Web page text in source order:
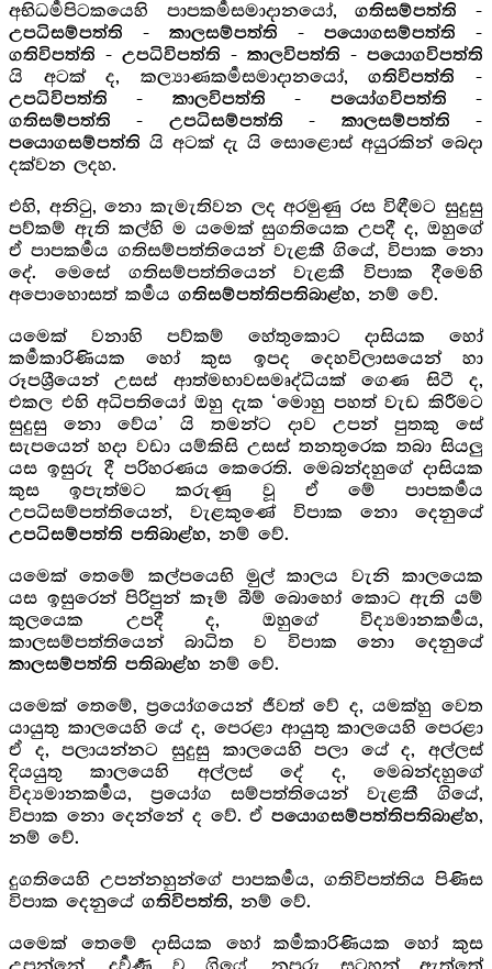
අභිධර්‍මපිටකයෙහි පාපකර්‍මසමාදානයෝ,ගතිසම්පත්ති -
උපධිසම්පත්ති - කාලසම්පත්ති - පයොගසම්පත්ති -
ගතිවිපත්ති - උපධිවිපත්ති - කාලවිපත්ති - පයොගවිපත්ති
යි අටක් ද, කල්‍යාණකර්‍මසමාදානයෝ,ගතිවිපත්ති -
උපධිවිපත්ති - කාලවිපත්ති - පයෝගවිපත්ති -
ගතිසම්පත්ති - උපධිසම්පත්ති - කාලසම්පත්ති -
පයොගසම්පත්ති යි අටක් දැ යි සොළොස් අයුරකින් බෙදා
දක්වන ලදහ.
එහි, අනිටු, නො කැමැතිවන ලද අරමුණු රස විඳීමට සුදුසු
පව්කම් ඇති කල්හි ම යමෙක් සුගතියෙක උපදී ද, ඔහුගේ
ඒ පාපකර්‍මය ගතිසම්පත්තියෙන් වැළකී ගියේ, විපාක නො
දේ. මෙසේ ගතිසම්පත්තියෙන් වැළකී විපාක දීමෙහි
අපොහොසත් කර්‍මය ගතිසම්පත්තිපතිබාළ්හ, නම් වේ.
යමෙක් වනාහි පව්කම් හේතුකොට දාසියක හෝ
කර්‍මකාරිණියක හෝ කුස ඉපද දෙහවිලාසයෙන් හා
රූපශ්‍රීයෙන් උසස් ආත්මභාවසමෘද්ධියක් ගෙණ සිටී ද,
එකල එහි අධිපතියෝ ඔහු දැක ‘මොහු පහත් වැඩ කිරීමට
සුදුසු නො වේය’ යි තමන්ට දාව උපන් පුතකු සේ
සැපයෙන් හදා වඩා යම්කිසි උසස් තනතුරෙක තබා සියලු
යස ඉසුරු දී පරිහරණය කෙරෙති. මෙබන්දහුගේ දාසියක
කුස ඉපැත්මට කරුණු වූ ඒ මේ පාපකර්‍මය
උපධිසම්පත්තියෙන්, වැළකුණේ විපාක නො දෙනුයේ
උපධිසම්පත්ති පතිබාළ්හ, නම් වේ.
යමෙක් තෙමේ කල්පයෙභි මුල් කාලය වැනි කාලයෙක
යස ඉසුරෙන් පිරිපුන් කෑම් බීම් බොහෝ කොට ඇති යම්
කුලයෙක උපදී ද, ඔහුගේ විද්‍යමානකර්‍මය,
කාලසම්පත්තියෙන් බාධිත ව විපාක නො දෙනුයේ
කාලසම්පත්ති පතිබාළ්හ නම් වේ.
යමෙක් තෙමේ, ප්‍රයෝගයෙන් ජීවත් වේ ද, යමක්හු වෙත
යායුතු කාලයෙහි යේ ද, පෙරළා ආයුතු කාලයෙහි පෙරළා
ඒ ද, පලායන්නට සුදුසු කාලයෙහි පලා යේ ද, අල්ලස්
දියයුතු කාලයෙහි අල්ලස් දේ ද, මෙබන්දහුගේ
විද්‍යමානකර්‍මය, ප්‍රයෝග සම්පත්තියෙන් වැළකී ගියේ,
විපාක නො දෙන්නේ ද වේ. ඒ පයොගසම්පත්තිපතිබාළ්හ,
නම් වේ.
දුගතියෙහි උපන්නහුන්ගේ පාපකර්‍මය, ගතිවිපත්තිය පිණිස
විපාක දෙනුයේ ගතිවිපත්ති, නම් වේ.
යමෙක් තෙමේ දාසියක හෝ කර්‍මකාරිණියක හෝ කුස